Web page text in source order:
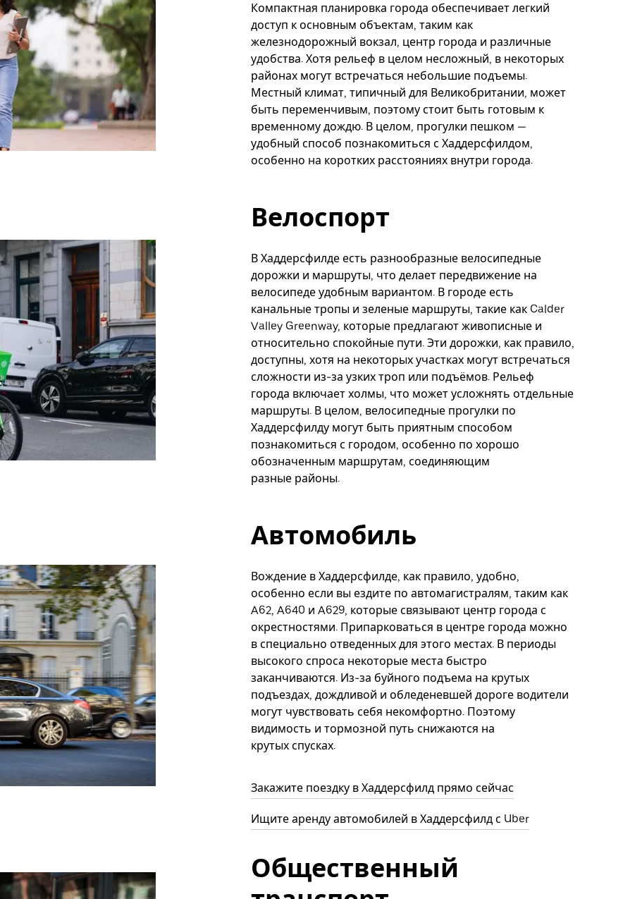
Компактная планировка города обеспечивает легкий
доступ к основным объектам, таким как
железнодорожный вокзал, центр города и различные
удобства. Хотя рельеф в целом несложный, в некоторых
районах могут встречаться небольшие подъемы.
Местный климат, типичный для Великобритании, может
быть переменчивым, поэтому стоит быть готовым к
временному дождю. В целом, прогулки пешком —
удобный способ познакомиться с Хаддерсфилдом,
особенно на коротких расстояниях внутри города.
Велоспорт
В Хаддерсфилде есть разнообразные велосипедные
дорожки и маршруты, что делает передвижение на
велосипеде удобным вариантом. В городе есть
канальные тропы и зеленые маршруты, такие как Calder
Valley Greenway, которые предлагают живописные и
относительно спокойные пути. Эти дорожки, как правило,
доступны, хотя на некоторых участках могут встречаться
сложности из-за узких троп или подъёмов. Рельеф
города включает холмы, что может усложнять отдельные
маршруты. В целом, велосипедные прогулки по
Хаддерсфилду могут быть приятным способом
познакомиться с городом, особенно по хорошо
обозначенным маршрутам, соединяющим
разные районы.
Автомобиль
Вождение в Хаддерсфилде, как правило, удобно,
особенно если вы ездите по автомагистралям, таким как
A62, A640 и A629, которые связывают центр города с
окрестностями. Припарковаться в центре города можно
в специально отведенных для этого местах. В периоды
высокого спроса некоторые места быстро
заканчиваются. Из-за буйного подъема на крутых
подъездах, дождливой и обледеневшей дороге водители
могут чувствовать себя некомфортно. Поэтому
видимость и тормозной путь снижаются на
крутых спусках.
Закажите поездку в Хаддерсфилд прямо сейчас
Ищите аренду автомобилей в Хаддерсфилд с Uber
Общественный